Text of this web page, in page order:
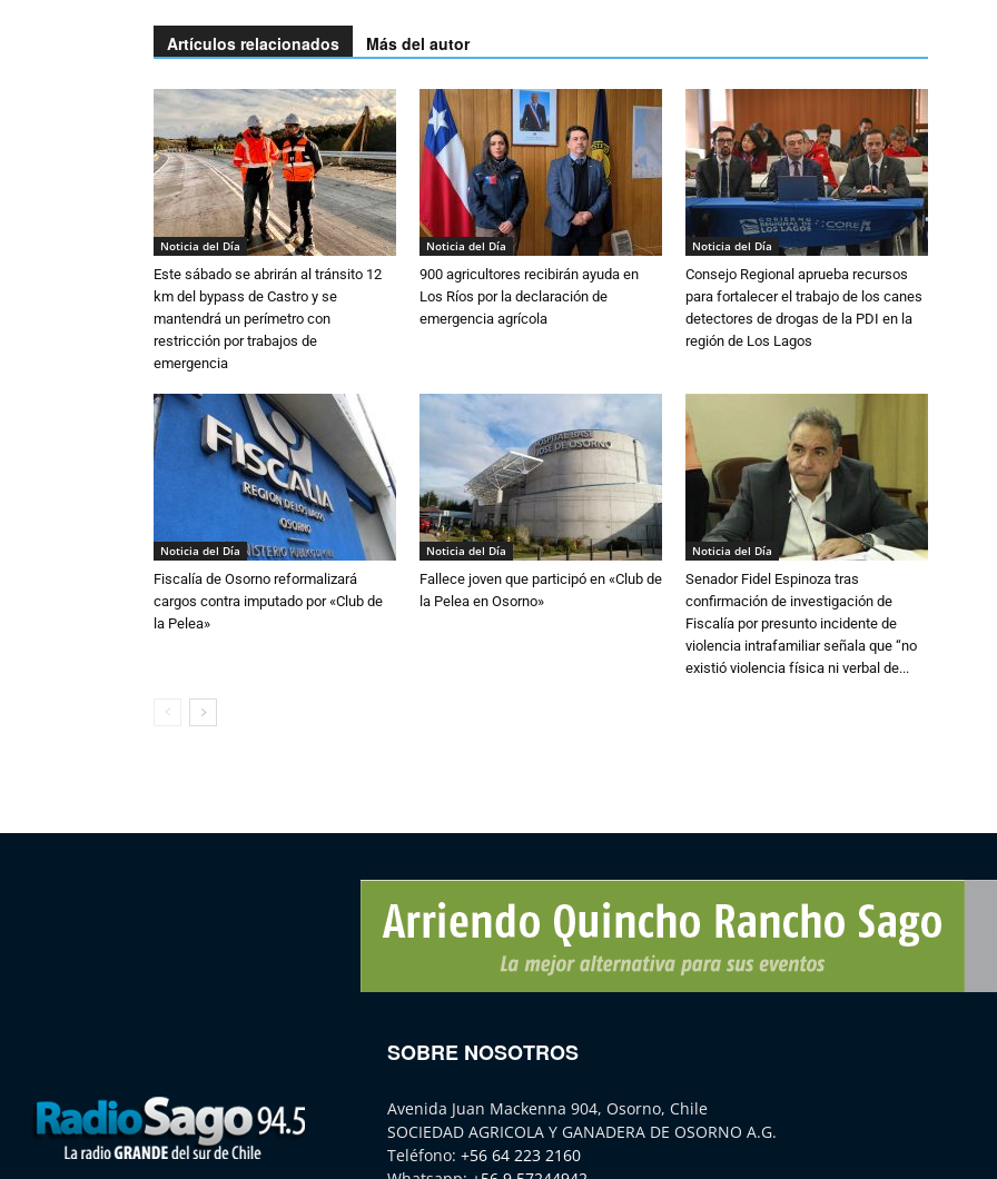
Artículos relacionados Más del autor
Noticia del Día
Este sábado se abrirán al tránsito 12
km del bypass de Castro y se
mantendrá un perímetro con
restricción por trabajos de
emergencia
Noticia del Día
900 agricultores recibirán ayuda en
Los Ríos por la declaración de
emergencia agrícola
Noticia del Día
Consejo Regional aprueba recursos
para fortalecer el trabajo de los canes
detectores de drogas de la PDI en la
región de Los Lagos
Noticia del Día
Fiscalía de Osorno reformalizará
cargos contra imputado por «Club de
la Pelea»
Noticia del Día
Fallece joven que participó en «Club de
la Pelea en Osorno»
Noticia del Día
Senador Fidel Espinoza tras
confirmación de investigación de
Fiscalía por presunto incidente de
violencia intrafamiliar señala que “no
existió violencia física ni verbal de...
SOBRE NOSOTROS
Avenida Juan Mackenna 904, Osorno, Chile
SOCIEDAD AGRICOLA Y GANADERA DE OSORNO A.G.
Teléfono: +56 64 223 2160